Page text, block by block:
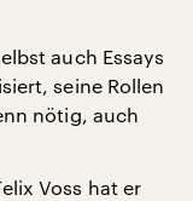
auch Essays
seine Rollen
nötig, auch
Voss hat er